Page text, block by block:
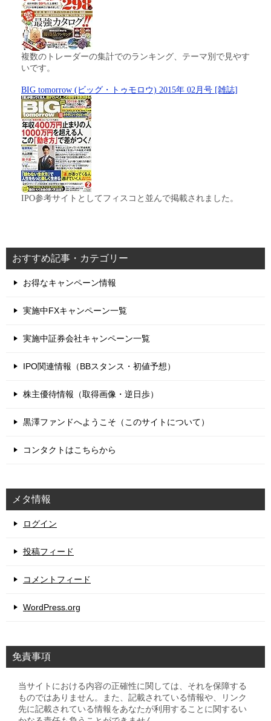
複数のトレーダーの集計でのランキング、テーマ別で見やす
いです。
BIG tomorrow (ビッグ・トゥモロウ) 2015年 02月号 [雑誌]
IPO参考サイトとしてフィスコと並んで掲載されました。
おすすめ記事・カテゴリー
お得なキャンペーン情報
実施中FXキャンペーン一覧
実施中証券会社キャンペーン一覧
IPO関連情報（BBスタンス・初値予想）
株主優待情報（取得画像・逆日歩）
黒澤ファンドへようこそ（このサイトについて）
コンタクトはこちらから
メタ情報
ログイン
投稿フィード
コメントフィード
WordPress.org
免責事項
当サイトにおける内容の正確性に関しては、それを保障する
ものではありません。また、記載されている情報や、リンク
先に記載されている情報をあなたが利用することに関するい